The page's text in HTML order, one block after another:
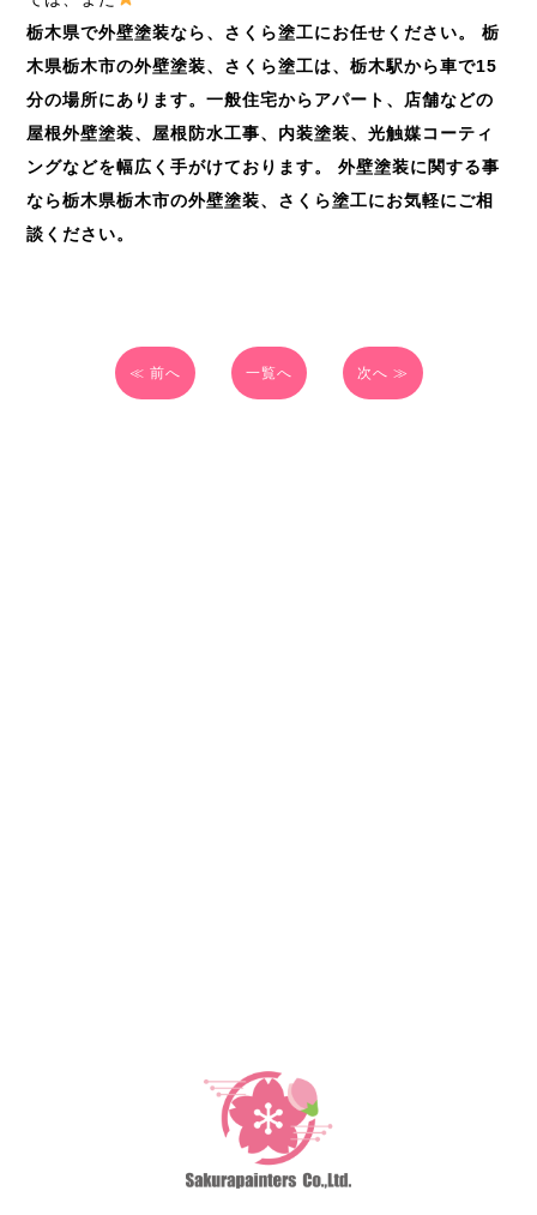
栃木県で外壁塗装なら、さくら塗工にお任せください。
栃
木県栃木市の外壁塗装、さくら塗工は、栃木駅から車で15
分の場所にあります。一般住宅からアパート、店舗などの
屋根外壁塗装、屋根防水工事、内装塗装、光触媒コーティ
ングなどを幅広く手がけております。
外壁塗装に関する事
なら栃木県栃木市の外壁塗装、さくら塗工にお気軽にご相
談ください。
≪ 前へ 一覧へ 次へ ≫